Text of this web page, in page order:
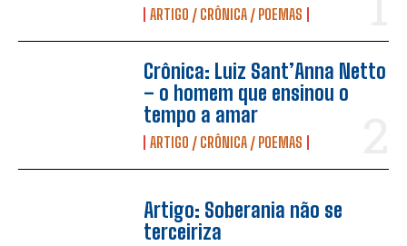
ARTIGO / CRÔNICA / POEMAS
Crônica: Luiz Sant’Anna Netto
– o homem que ensinou o
tempo a amar
ARTIGO / CRÔNICA / POEMAS
Artigo: Soberania não se
terceiriza